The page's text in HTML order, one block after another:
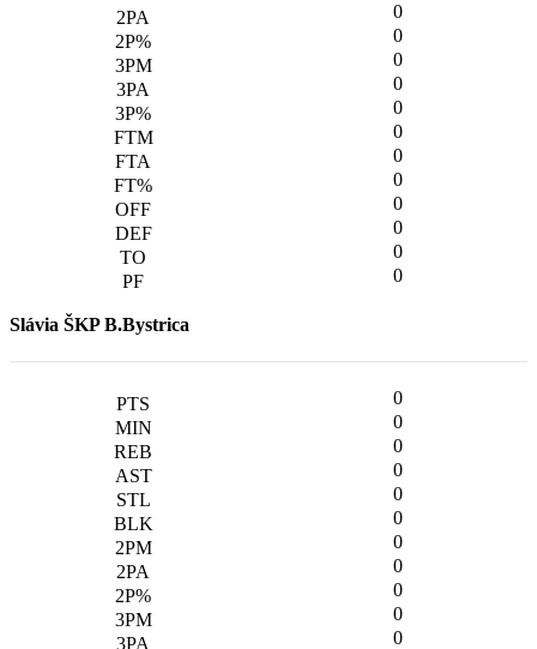
0
0
0
0
0
0
0
0
0
0
0
0
Slávia ŠKP B.Bystrica
0
0
0
0
0
0
0
0
0
0
0